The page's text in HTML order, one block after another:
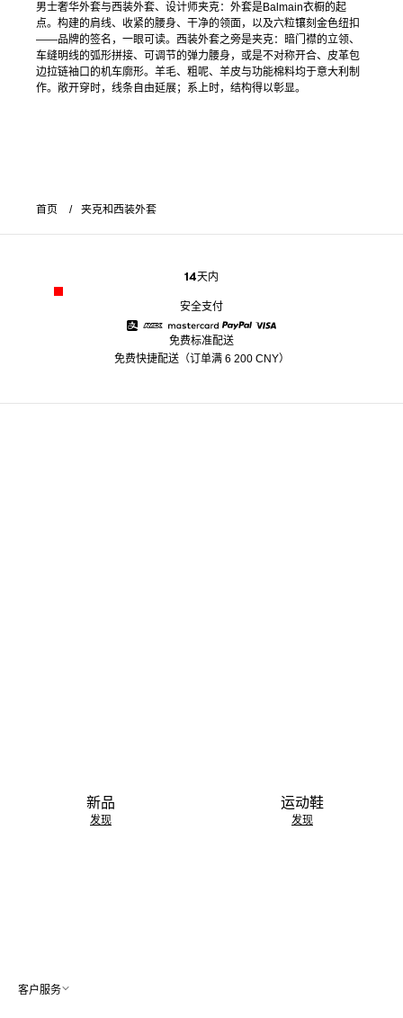
男士奢华外套与西装外套、设计师夹克：外套是Balmain衣橱的起
点。构建的肩线、收紧的腰身、干净的领面，以及六粒镶刻金色纽扣
——品牌的签名，一眼可读。西装外套之旁是夹克：暗门襟的立领、
车缝明线的弧形拼接、可调节的弹力腰身，或是不对称开合、皮革包
边拉链袖口的机车廓形。羊毛、粗呢、羊皮与功能棉料均于意大利制
作。敞开穿时，线条自由延展；系上时，结构得以彰显。
首页 夹克和西装外套
14天内
安全支付
American Express
Mastercard
免费标准配送
免费快捷配送（订单满 6 200 CNY）
新品
发现
运动鞋
发现
客户服务